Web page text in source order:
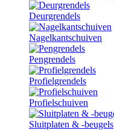
Deurgrendels
Nagelkantschuiven
Pengrendels
Profielgrendels
Profielschuiven
Sluitplaten & -beugels